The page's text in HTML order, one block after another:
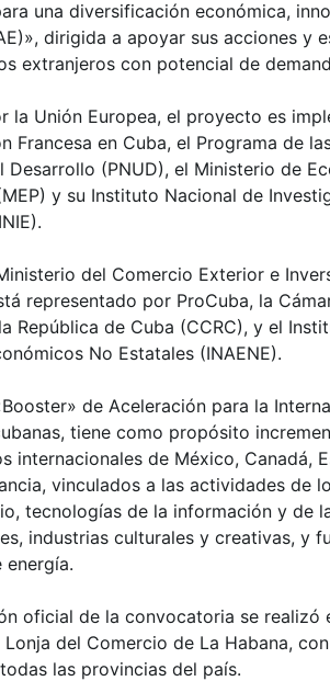
una diversificación económica,
dirigida a apoyar sus acciones y
extranjeros con potencial de
la Unión Europea, el proyecto es
Francesa en Cuba, el Programa de
Desarrollo (PNUD), el Ministerio de
y su Instituto Nacional de
del Comercio Exterior e
representado por ProCuba, la
República de Cuba (CCRC), y el
No Estatales (INAENE).
de Aceleración para la
tiene como propósito
internacionales de México, Canadá,
vinculados a las actividades de
tecnologías de la información y de
industrias culturales y creativas, y
energía.
oficial de la convocatoria se realizó
del Comercio de La Habana,
las provincias del país.